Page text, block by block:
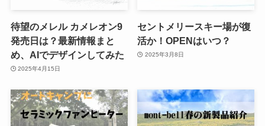
待望のメレル カメレオン9
発売日は？最新情報まと
め、AIでデザインしてみた
2025年4月15日
セントメリースキー場が復
活か！OPENはいつ？
2025年3月8日